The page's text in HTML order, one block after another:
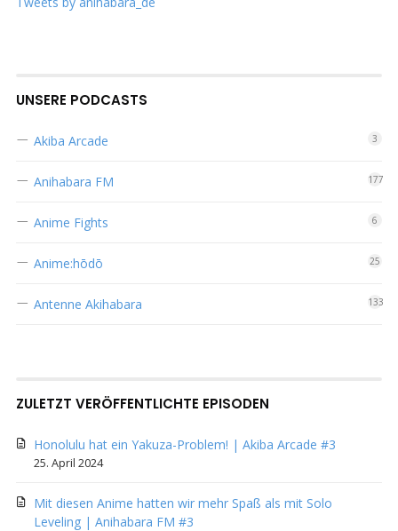
UNSERE PODCASTS
Akiba Arcade 3
Anihabara FM 177
Anime Fights 6
Anime:hōdō 25
Antenne Akihabara 133
ZULETZT VERÖFFENTLICHTE EPISODEN
Honolulu hat ein Yakuza-Problem! | Akiba Arcade #3
25. April 2024
Mit diesen Anime hatten wir mehr Spaß als mit Solo
Leveling | Anihabara FM #3